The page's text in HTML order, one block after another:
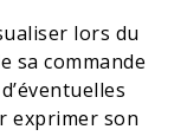
lors du
sa commande
exprimer son